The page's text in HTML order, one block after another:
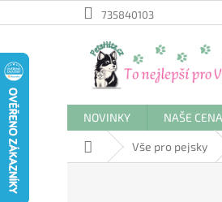
na
735840103
NOVINKY NAŠE CENA
Domů Vše pro pejsky